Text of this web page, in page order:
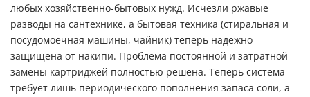
любых хозяйственно-бытовых нужд. Исчезли ржавые
разводы на сантехнике, а бытовая техника (стиральная и
посудомоечная машины, чайник) теперь надежно
защищена от накипи. Проблема постоянной и затратной
замены картриджей полностью решена. Теперь система
требует лишь периодического пополнения запаса соли, а